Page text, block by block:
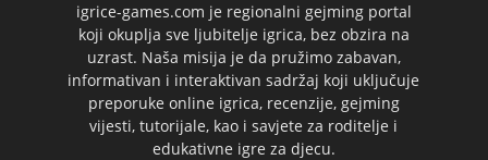
igrice-games.com je regionalni gejming portal
koji okuplja sve ljubitelje igrica, bez obzira na
uzrast. Naša misija je da pružimo zabavan,
informativan i interaktivan sadržaj koji uključuje
preporuke online igrica, recenzije, gejming
vijesti, tutorijale, kao i savjete za roditelje i
edukativne igre za djecu.